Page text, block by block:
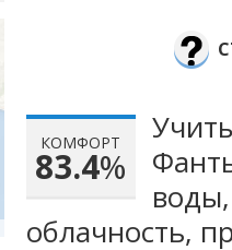
КОМФОРТ
83.4%
облачность,